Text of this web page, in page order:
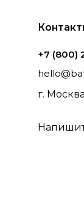
+7 (800)
г.